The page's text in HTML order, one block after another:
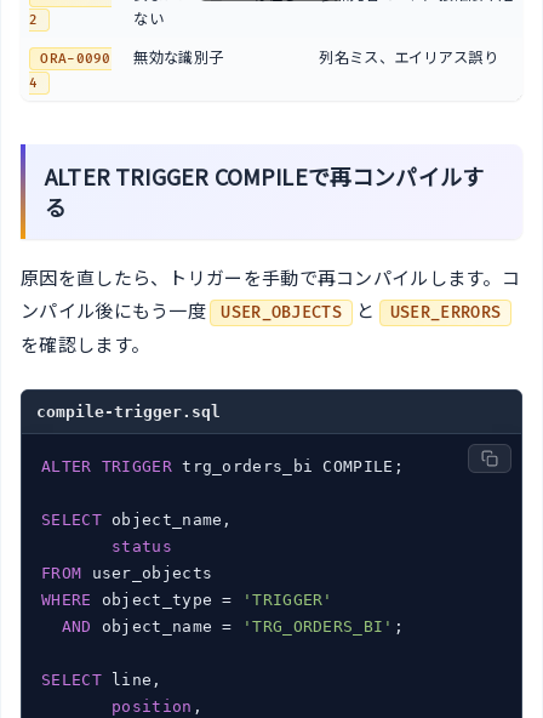
2
ない
ORA-0090
4
無効な識別子 列名ミス、エイリアス誤り
ALTER TRIGGER COMPILEで再コンパイルす
る
原因を直したら、トリガーを手動で再コンパイルします。コ
ンパイル後にもう一度 USER_OBJECTS と USER_ERRORS
を確認します。
compile-trigger.sql
ALTER TRIGGER trg_orders_bi COMPILE;
SELECT object_name,
status
FROM
WHERE object_type =
'TRIGGER'
AND
object_name = 'TRG_ORDERS_BI' ;
SELECT line,
position ,